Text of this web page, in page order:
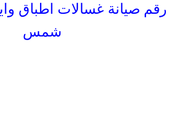
رقم صيانة غسالات اطباق
شمس